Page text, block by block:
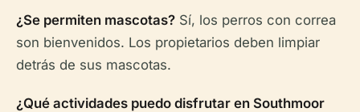
¿Se permiten mascotas? Sí, los perros con correa
son bienvenidos. Los propietarios deben limpiar
detrás de sus mascotas.
¿Qué actividades puedo disfrutar en Southmoor